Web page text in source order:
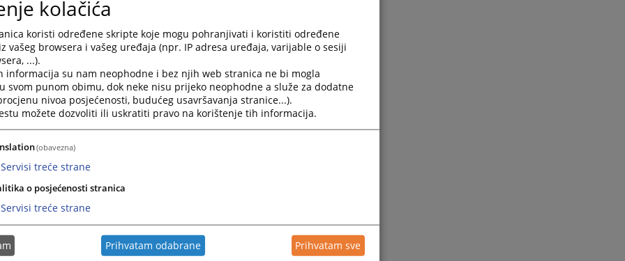
podatke o umrlom, srodnicima, postojanju testamenta te o približnoj
Osnovnom sudu u Kozarskoj Dubici. Uz smrtovnicu je potrebno da
ostavitelja:
nepokretnosti (u Područnoj jedinici Republičke uprave za geodetske i
štedne knjižice, sertifikate i sl.
hartija od vrijednosti (Bana Milosavljevića 6, Banja Luka) izvadite Potvrdu
na koje će pozvati sve nasljednike i to na adrese date u smrtovnici.
kolačića
koristi određene skripte koje mogu pohranjivati i koristiti određene
vašeg browsera i vašeg uređaja (npr. IP adresa uređaja, varijable o sesiji
...).
informacija su nam neophodne i bez njih web stranica ne bi mogla
svom punom obimu, dok neke nisu prijeko neophodne a služe za dodatne
nivoa posjećenosti, budućeg usavršavanja stranice...).
možete dozvoliti ili uskratiti pravo na korištenje tih informacija.
(obavezna)
Servisi treće strane
o posjećenosti stranica
Servisi treće strane
Prihvatam odabrane Prihvatam sve